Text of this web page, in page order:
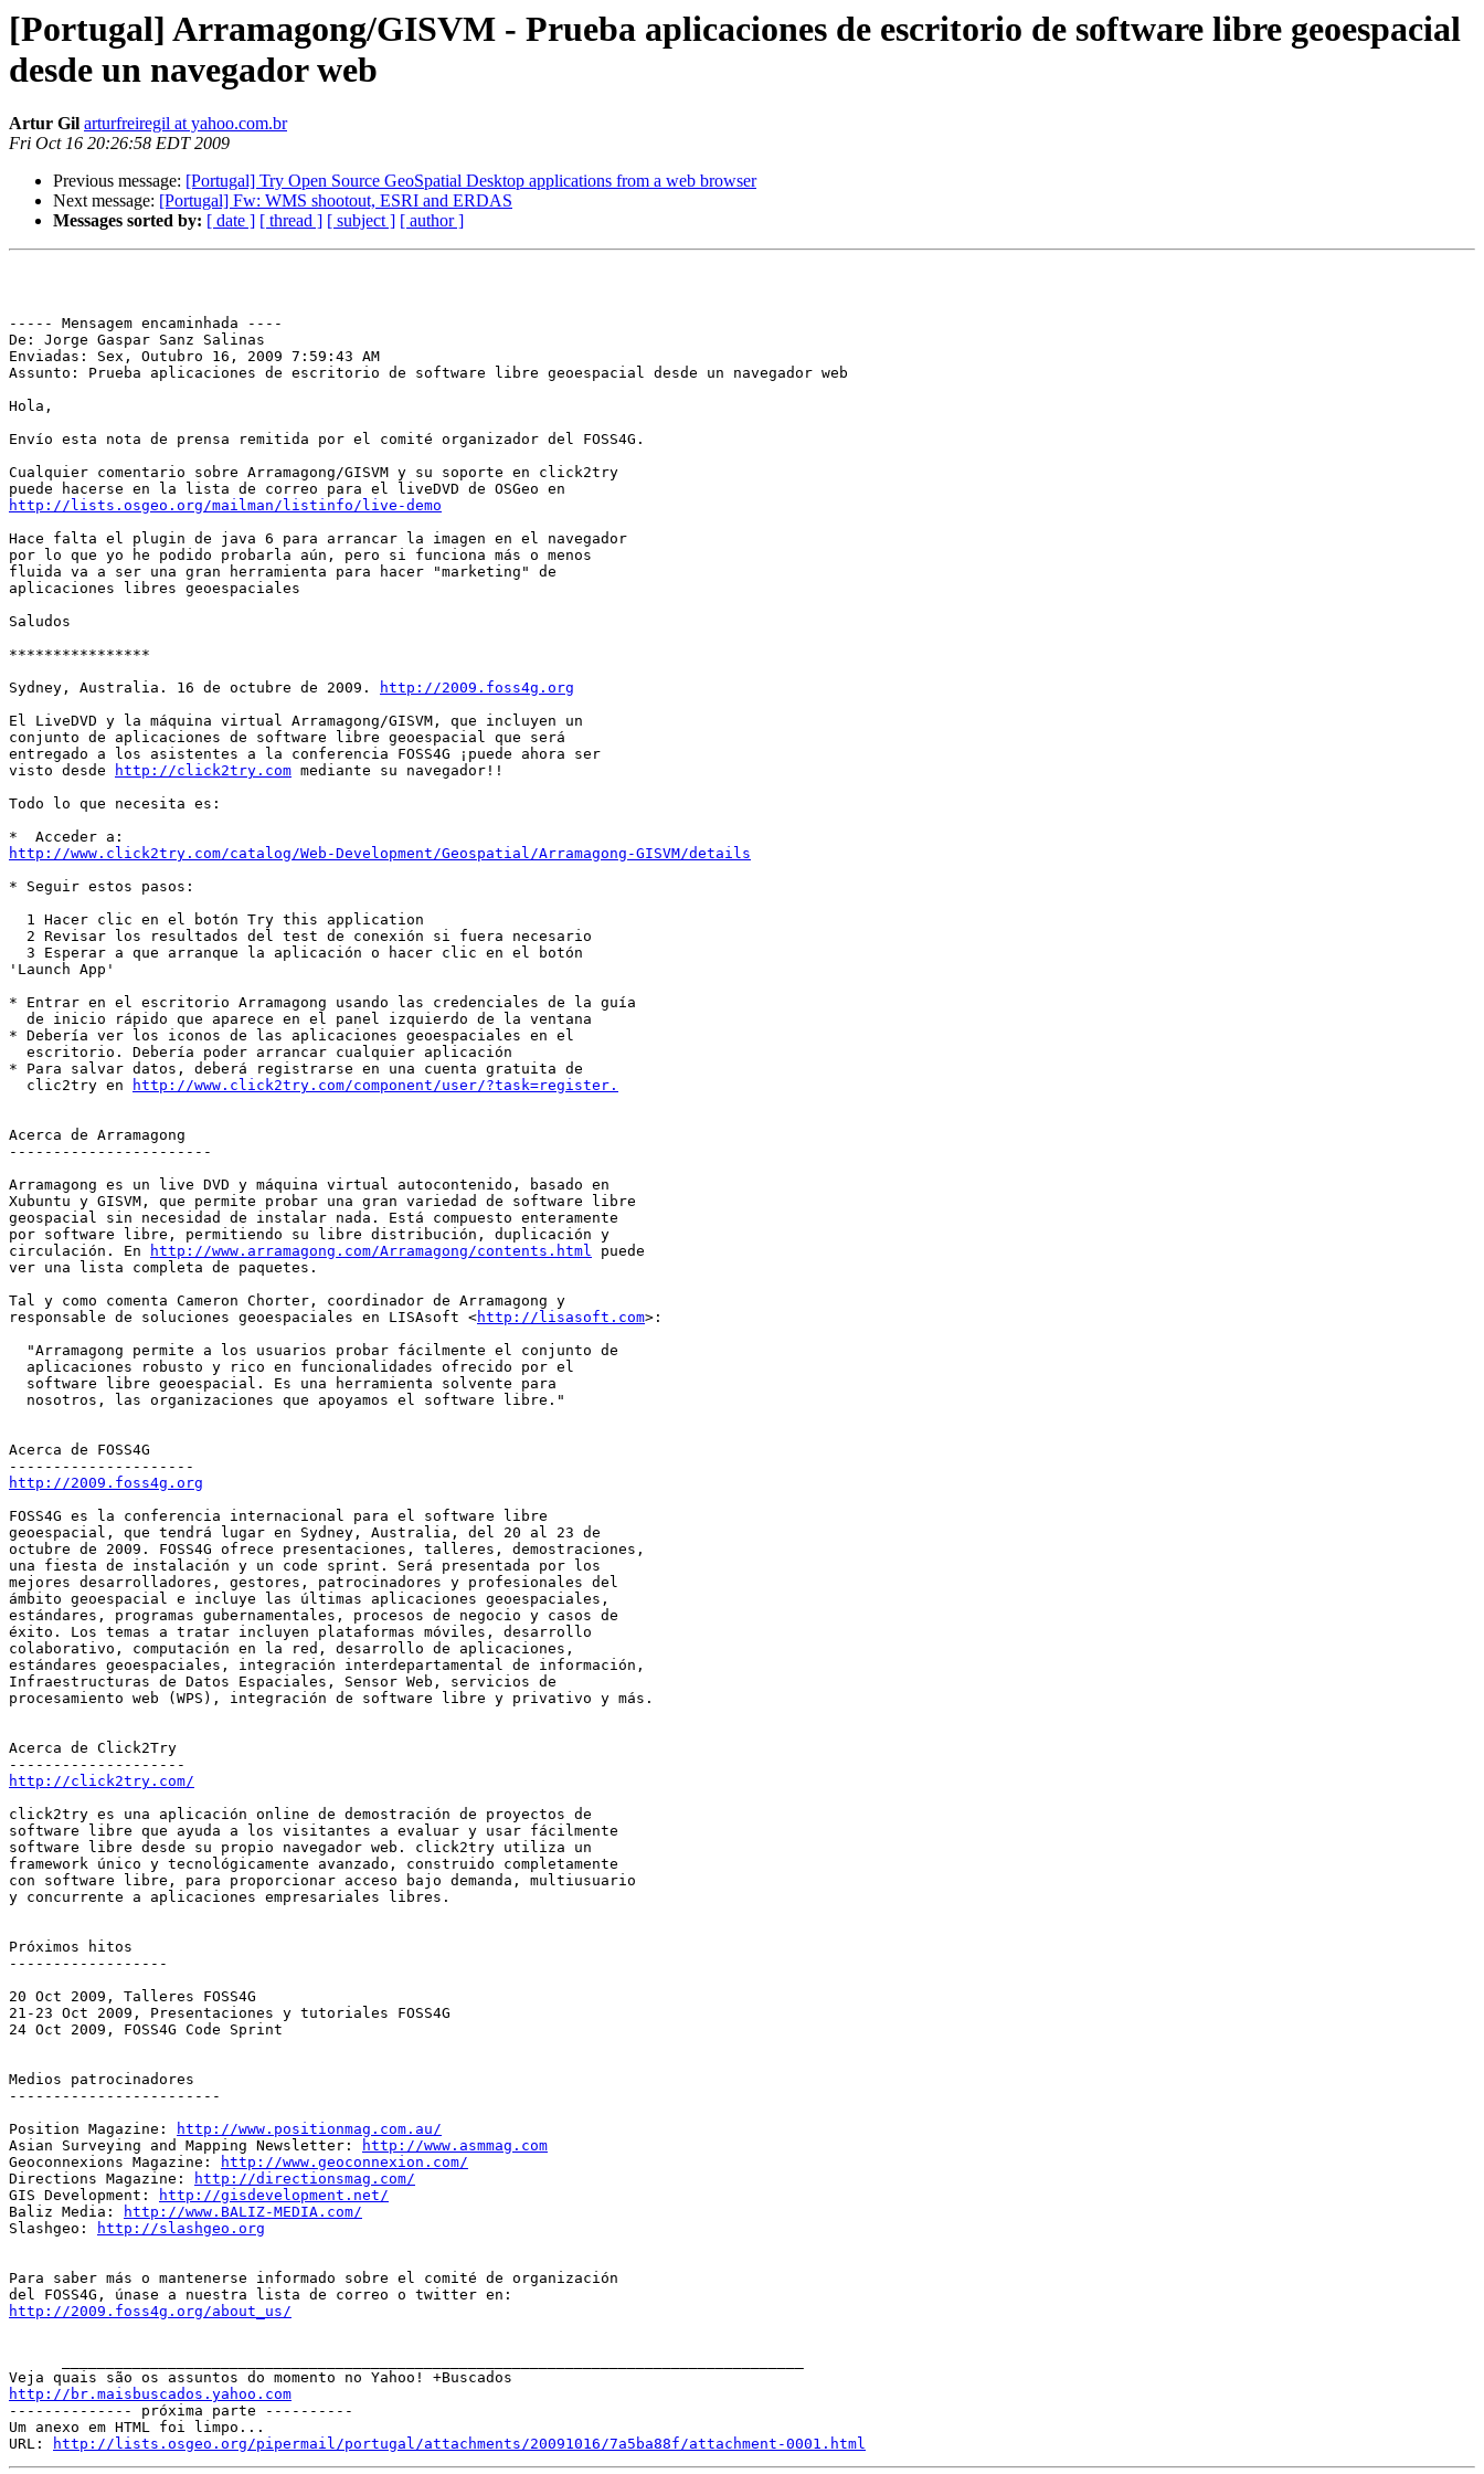
[Portugal] Arramagong/GISVM - Prueba aplicaciones de escritorio de software libre geoespacial
desde un navegador web
Artur Gil arturfreiregil at yahoo.com.br
Fri Oct 16 20:26:58 EDT 2009
Previous message: [Portugal] Try Open Source GeoSpatial Desktop applications from a web browser
Next message: [Portugal] Fw: WMS shootout, ESRI and ERDAS
Messages sorted by: [ date ] [ thread ] [ subject ] [ author ]
----- Mensagem encaminhada ----
De: Jorge Gaspar Sanz Salinas
Enviadas: Sex, Outubro 16, 2009 7:59:43 AM
Assunto: Prueba aplicaciones de escritorio de software libre geoespacial desde un navegador web
Hola,
Envío esta nota de prensa remitida por el comité organizador del FOSS4G.
Cualquier comentario sobre Arramagong/GISVM y su soporte en click2try
http://lists.osgeo.org/mailman/listinfo/live-demo
Hace falta el plugin de java 6 para arrancar la imagen en el navegador
por lo que yo he podido probarla aún, pero si funciona más o menos
fluida va a ser una gran herramienta para hacer "marketing" de
aplicaciones libres geoespaciales
Saludos
****************
Sydney, Australia. 16 de octubre de 2009.
http://2009.foss4g.org
El LiveDVD y la máquina virtual Arramagong/GISVM, que incluyen un
conjunto de aplicaciones de software libre geoespacial que será
entregado a los asistentes a la conferencia FOSS4G ¡puede ahora ser
visto desde
http://click2try.com mediante su navegador!!
Todo lo que necesita es:
http://www.click2try.com/catalog/Web-Development/Geospatial/Arramagong-GISVM/details
* Seguir estos pasos:
1 Hacer clic en el botón Try this application
2 Revisar los resultados del test de conexión si fuera necesario
3 Esperar a que arranque la aplicación o hacer clic en el botón
'Launch App'
* Entrar en el escritorio Arramagong usando las credenciales de la guía
de inicio rápido que aparece en el panel izquierdo de la ventana
* Debería ver los iconos de las aplicaciones geoespaciales en el
escritorio. Debería poder arrancar cualquier aplicación
* Para salvar datos, deberá registrarse en una cuenta gratuita de
clic2try en
http://www.click2try.com/component/user/?task=register.
Acerca de Arramagong
-----------------------
Arramagong es un live DVD y máquina virtual autocontenido, basado en
Xubuntu y GISVM, que permite probar una gran variedad de software libre
geospacial sin necesidad de instalar nada. Está compuesto enteramente
por software libre, permitiendo su libre distribución, duplicación y
circulación. En
http://www.arramagong.com/Arramagong/contents.html puede
ver una lista completa de paquetes.
Tal y como comenta Cameron Chorter, coordinador de Arramagong y
responsable de soluciones geoespaciales en LISAsoft <http://lisasoft.com>:
"Arramagong permite a los usuarios probar fácilmente el conjunto de
aplicaciones robusto y rico en funcionalidades ofrecido por el
software libre geoespacial. Es una herramienta solvente para
nosotros, las organizaciones que apoyamos el software libre."
Acerca de FOSS4G
http://2009.foss4g.org
FOSS4G es la conferencia internacional para el software libre
geoespacial, que tendrá lugar en Sydney, Australia, del 20 al 23 de
octubre de 2009. FOSS4G ofrece presentaciones, talleres, demostraciones,
una fiesta de instalación y un code sprint. Será presentada por los
mejores desarrolladores, gestores, patrocinadores y profesionales del
ámbito geoespacial e incluye las últimas aplicaciones geoespaciales,
estándares, programas gubernamentales, procesos de negocio y casos de
éxito. Los temas a tratar incluyen plataformas móviles, desarrollo
colaborativo, computación en la red, desarrollo de aplicaciones,
estándares geoespaciales, integración interdepartamental de información,
Infraestructuras de Datos Espaciales, Sensor Web, servicios de
procesamiento web (WPS), integración de software libre y privativo y más.
Acerca de Click2Try
http://click2try.com/
click2try es una aplicación online de demostración de proyectos de
software libre que ayuda a los visitantes a evaluar y usar fácilmente
software libre desde su propio navegador web. click2try utiliza un
framework único y tecnológicamente avanzado, construido completamente
con software libre, para proporcionar acceso bajo demanda, multiusuario
y concurrente a aplicaciones empresariales libres.
Próximos hitos
------------------
20 Oct 2009, Talleres FOSS4G
21-23 Oct 2009, Presentaciones y tutoriales FOSS4G
24 Oct 2009, FOSS4G Code Sprint
Medios patrocinadores
------------------------
Position Magazine:
http://www.positionmag.com.au/
Asian Surveying and Mapping Newsletter:
http://www.asmmag.com
Geoconnexions Magazine:
http://www.geoconnexion.com/
Directions Magazine:
http://directionsmag.com/
GIS Development:
http://gisdevelopment.net/
Baliz Media:
http://www.BALIZ-MEDIA.com/
Slashgeo:
http://slashgeo.org
Para saber más o mantenerse informado sobre el comité de organización
http://2009.foss4g.org/about_us/
http://br.maisbuscados.yahoo.com
-------------- próxima parte ----------
Um anexo em HTML foi limpo...
URL:
http://lists.osgeo.org/pipermail/portugal/attachments/20091016/7a5ba88f/attachment-0001.html